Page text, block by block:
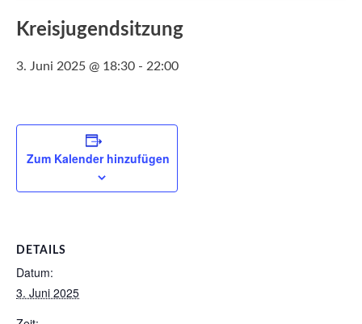
Kreisjugendsitzung
3. Juni 2025 @ 18:30 - 22:00
Zum Kalender hinzufügen
DETAILS
Datum:
3. Juni 2025